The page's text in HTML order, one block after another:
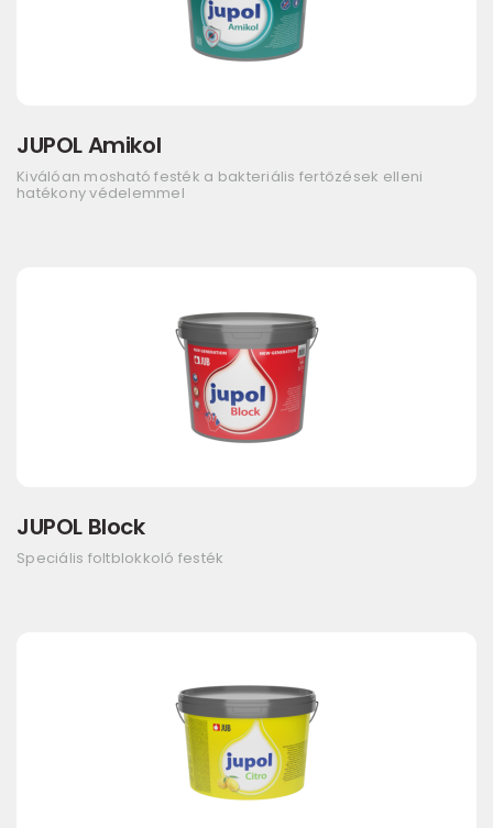
JUPOL Amikol
Kiválóan mosható festék a bakteriális fertőzések elleni
hatékony védelemmel
JUPOL Block
Speciális foltblokkoló festék